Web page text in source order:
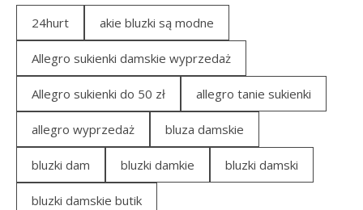
24hurt akie bluzki są modne
Allegro sukienki damskie wyprzedaż
Allegro sukienki do 50 zł allegro tanie sukienki
allegro wyprzedaż bluza damskie
bluzki dam bluzki damkie bluzki damski
bluzki damskie butik